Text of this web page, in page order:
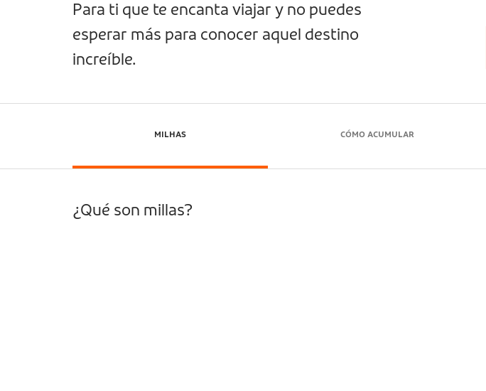
Para ti que te encanta viajar y no puedes
esperar más para conocer aquel destino
increíble.
MILHAS CÓMO ACUMULAR
¿Qué son millas?